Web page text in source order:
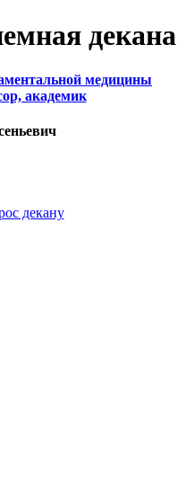
декана
медицины
академик
декану